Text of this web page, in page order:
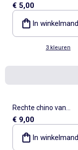
jerseytricot
€ 5,00
In
3 kleuren
Rechte chino van
stretchkatoen
€ 9,00
In